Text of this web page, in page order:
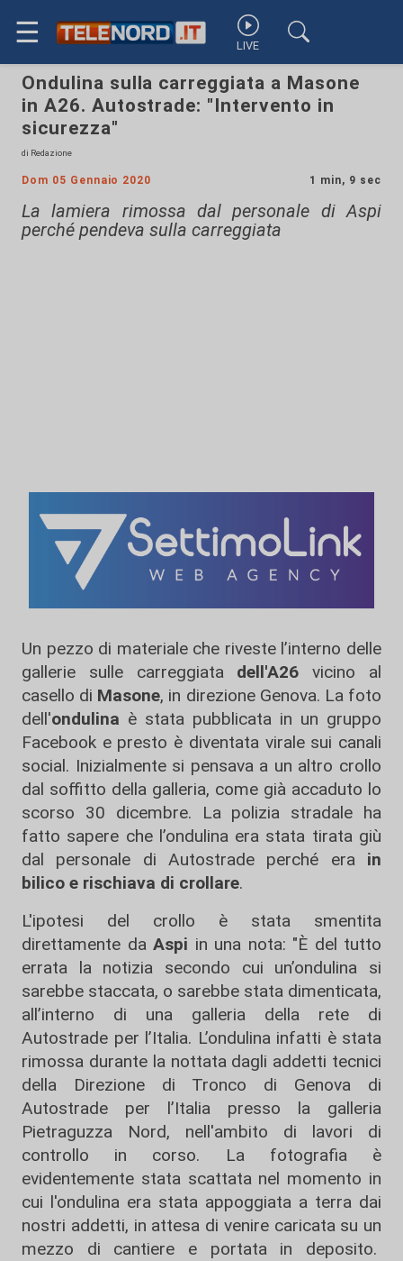
☰ LIVE
Ondulina sulla carreggiata a Masone
in A26. Autostrade: "Intervento in
sicurezza"
di Redazione
Dom 05 Gennaio 2020 1 min, 9 sec
La lamiera rimossa dal personale di Aspi
perché pendeva sulla carreggiata
Un pezzo di materiale che riveste l’interno delle
gallerie sulle carreggiata dell'A26 vicino al
casello di Masone, in direzione Genova. La foto
dell'ondulina è stata pubblicata in un gruppo
Facebook e presto è diventata virale sui canali
social. Inizialmente si pensava a un altro crollo
dal soffitto della galleria, come già accaduto lo
scorso 30 dicembre. La polizia stradale ha
fatto sapere che l’ondulina era stata tirata giù
dal personale di Autostrade perché era in
bilico e rischiava di crollare.
L'ipotesi del crollo è stata smentita
direttamente da Aspi in una nota: "È del tutto
errata la notizia secondo cui un’ondulina si
sarebbe staccata, o sarebbe stata dimenticata,
all’interno di una galleria della rete di
Autostrade per l’Italia. L’ondulina infatti è stata
rimossa durante la nottata dagli addetti tecnici
della Direzione di Tronco di Genova di
Autostrade per l’Italia presso la galleria
Pietraguzza Nord, nell'ambito di lavori di
controllo in corso. La fotografia è
evidentemente stata scattata nel momento in
cui l'ondulina era stata appoggiata a terra dai
nostri addetti, in attesa di venire caricata su un
mezzo di cantiere e portata in deposito.